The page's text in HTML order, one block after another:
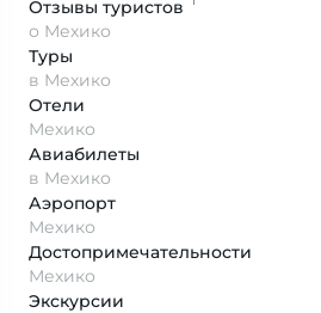
Отзывы туристов
о Мехико
Туры
в Мехико
Отели
Мехико
Авиабилеты
в Мехико
Аэропорт
Мехико
Достопримеча­тельности
Мехико
Экскурсии